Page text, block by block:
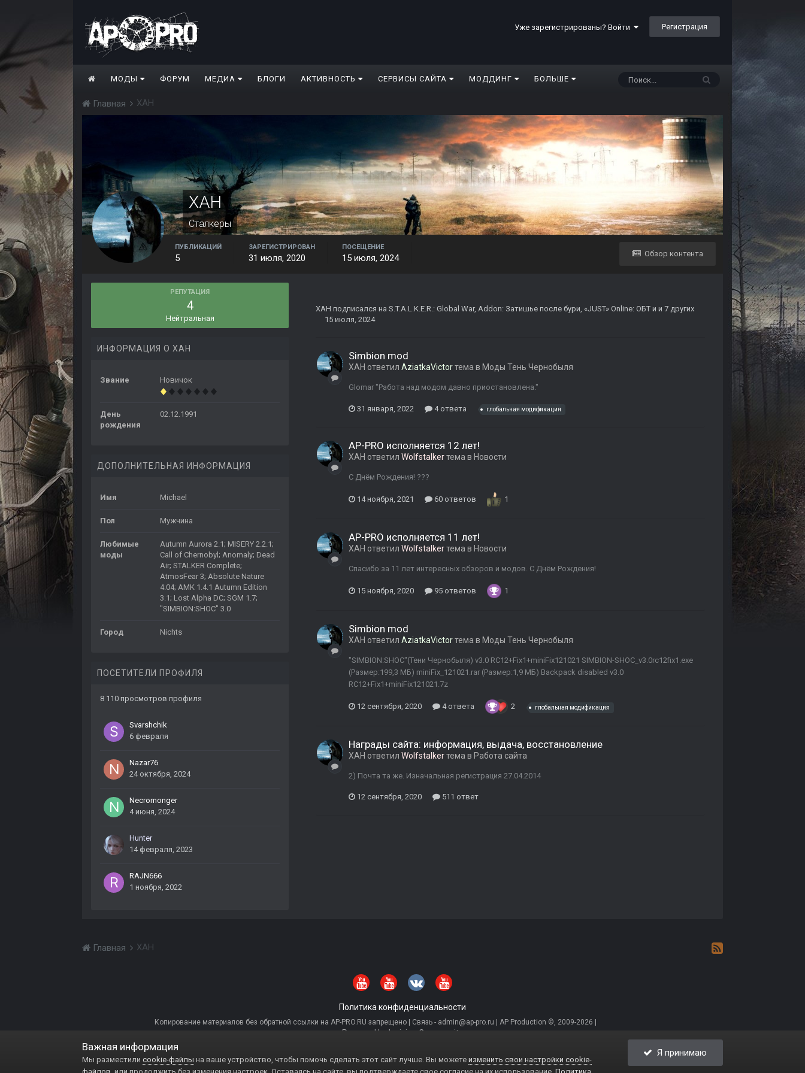
Уже зарегистрированы? Войти Регистрация
МОДЫ ФОРУМ МЕДИА БЛОГИ АКТИВНОСТЬ СЕРВИСЫ САЙТА МОДДИНГ БОЛЬШЕ
Главная ХАН
ХАН
Сталкеры
Обзор контента
ПУБЛИКАЦИЙ
5
ЗАРЕГИСТРИРОВАН
31 июля, 2020
ПОСЕЩЕНИЕ
15 июля, 2024
РЕПУТАЦИЯ
4
Нейтральная
ИНФОРМАЦИЯ О ХАН
Звание Новичок
День
рождения
02.12.1991
ДОПОЛНИТЕЛЬНАЯ ИНФОРМАЦИЯ
Имя Michael
Пол Мужчина
Любимые
моды
Autumn Aurora 2.1; MISERY 2.2.1;
Call of Chernobyl; Anomaly; Dead
Air; STALKER Complete;
AtmosFear 3; Absolute Nature
4.04; AMK 1.4.1 Autumn Edition
3.1; Lost Alpha DC; SGM 1.7;
"SIMBION:SHOC" 3.0
Город Nichts
ПОСЕТИТЕЛИ ПРОФИЛЯ
8 110 просмотров профиля
Svarshchik
6 февраля
Nazar76
24 октября, 2024
Necromonger
4 июня, 2024
Hunter
14 февраля, 2023
RAJN666
1 ноября, 2022
ХАН подписался на S.T.A.L.K.E.R.: Global War, Addon: Затишье после бури, «JUST» Online: ОБТ и и 7 других
15 июля, 2024
Simbion mod
ХАН ответил AziatkaVictorтема в Моды Тень Чернобыля
Glomar "Работа над модом давно приостановлена."
31 января, 2022 4 ответа глобальная модификация
AP-PRO исполняется 12 лет!
ХАН ответил Wolfstalkerтема в Новости
С Днём Рождения! ???
14 ноября, 2021 60 ответов 1
AP-PRO исполняется 11 лет!
ХАН ответил Wolfstalkerтема в Новости
Спасибо за 11 лет интересных обзоров и модов. С Днём Рождения!
15 ноября, 2020 95 ответов 1
Simbion mod
ХАН ответил AziatkaVictorтема в Моды Тень Чернобыля
"SIMBION:SHOC"(Тени Чернобыля) v3.0 RC12+Fix1+miniFix121021 SIMBION-SHOC_v3.0rc12fix1.exe
(Размер:199,3 МБ) miniFix_121021.rar (Размер:1,9 МБ) Backpack disabled v3.0
RC12+Fix1+miniFix121021.7z
12 сентября, 2020 4 ответа 2 глобальная модификация
Награды сайта: информация, выдача, восстановление
ХАН ответил Wolfstalkerтема в Работа сайта
2) Почта та же. Изначальная регистрация 27.04.2014
12 сентября, 2020 511 ответ
Главная ХАН
Политика конфиденциальности
Копирование материалов без обратной ссылки на AP-PRO.RU запрещено | Связь - admin@ap-pro.ru | AP Production ©, 2009-2026 |
Powered by Invision Community
Важная информация
Мы разместили cookie-файлы на ваше устройство, чтобы помочь сделать этот сайт лучше. Вы можете изменить свои настройки cookie-
Я принимаю